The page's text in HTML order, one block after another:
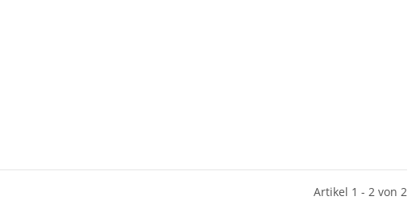
Artikel 1 - 2 von 2